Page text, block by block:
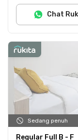
Chat
Sedang penuh
Regular Full B - F